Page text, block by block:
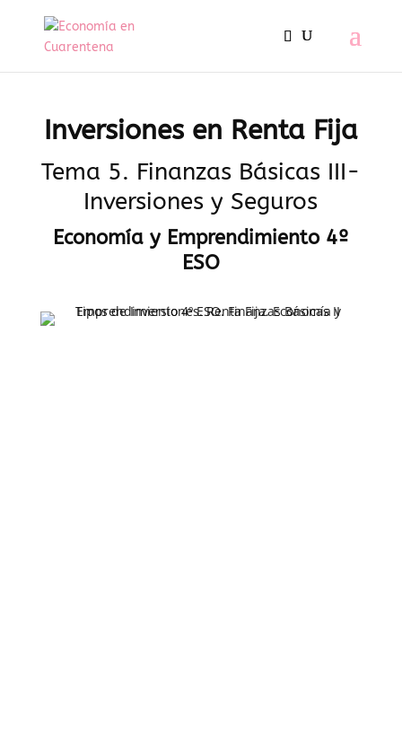
Inversiones en Renta Fija
Tema 5. Finanzas Básicas III-
Inversiones y Seguros
Economía y Emprendimiento 4º
ESO